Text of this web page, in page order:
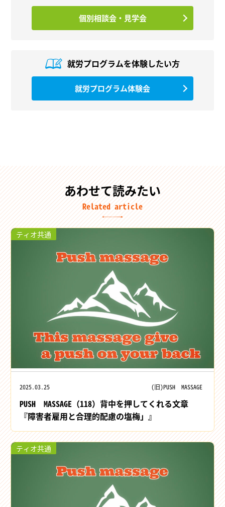
個別相談会・見学会
就労プログラムを体験したい方
就労プログラム体験会
あわせて読みたい
Related article
ティオ共通
2025.03.25 (旧)PUSH MASSAGE
PUSH MASSAGE（118）背中を押してくれる文章
『障害者雇用と合理的配慮の塩梅」』
ティオ共通